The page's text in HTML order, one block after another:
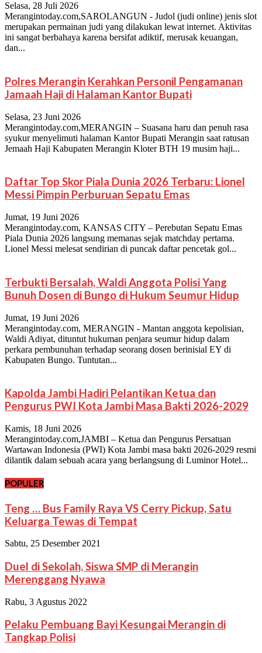
Selasa, 28 Juli 2026
Merangintoday.com,SAROLANGUN - Judol (judi online) jenis slot
merupakan permainan judi yang dilakukan lewat internet. Aktivitas
ini sangat berbahaya karena bersifat adiktif, merusak keuangan,
dan...
Polres Merangin Kerahkan Personil Pengamanan
Jamaah Haji di Halaman Kantor Bupati
Selasa, 23 Juni 2026
Merangintoday.com,MERANGIN – Suasana haru dan penuh rasa
syukur menyelimuti halaman Kantor Bupati Merangin saat ratusan
Jemaah Haji Kabupaten Merangin Kloter BTH 19 musim haji...
Daftar Top Skor Piala Dunia 2026 Terbaru: Lionel
Messi Pimpin Perburuan Sepatu Emas
Jumat, 19 Juni 2026
Merangintoday.com, KANSAS CITY – Perebutan Sepatu Emas
Piala Dunia 2026 langsung memanas sejak matchday pertama.
Lionel Messi melesat sendirian di puncak daftar pencetak gol...
Terbukti Bersalah, Waldi Anggota Polisi Yang
Bunuh Dosen di Bungo di Hukum Seumur Hidup
Jumat, 19 Juni 2026
Merangintoday.com, MERANGIN - Mantan anggota kepolisian,
Waldi Adiyat, dituntut hukuman penjara seumur hidup dalam
perkara pembunuhan terhadap seorang dosen berinisial EY di
Kabupaten Bungo. Tuntutan...
Kapolda Jambi Hadiri Pelantikan Ketua dan
Pengurus PWI Kota Jambi Masa Bakti 2026-2029
Kamis, 18 Juni 2026
Merangintoday.com,JAMBI – Ketua dan Pengurus Persatuan
Wartawan Indonesia (PWI) Kota Jambi masa bakti 2026-2029 resmi
dilantik dalam sebuah acara yang berlangsung di Luminor Hotel...
POPULER
Teng … Bus Family Raya VS Cerry Pickup, Satu
Keluarga Tewas di Tempat
Sabtu, 25 Desember 2021
Duel di Sekolah, Siswa SMP di Merangin
Merenggang Nyawa
Rabu, 3 Agustus 2022
Pelaku Pembuang Bayi Kesungai Merangin di
Tangkap Polisi